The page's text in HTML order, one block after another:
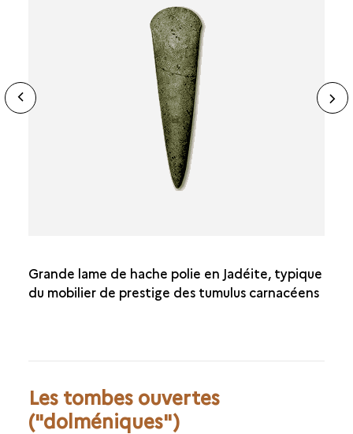
Grande lame de hache polie en Jadéite, typique
du mobilier de prestige des tumulus carnacéens
Les tombes ouvertes
("dolméniques")